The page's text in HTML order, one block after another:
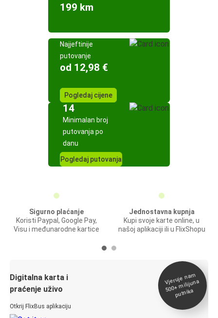
199 km
Najjeftinije
putovanje
od 12,98 €
Pogledaj cijene
14
Minimalan broj
putovanja po
danu
Pogledaj putovanja
Sigurno plaćanje
Koristi Paypal, Google Pay,
Visu i međunarodne kartice
Jednostavna kupnja
Kupi svoje karte online, u
našoj aplikaciji ili u FlixShopu
Digitalna karta i
praćenje uživo
Otkrij FlixBus aplikaciju
Vjeruje na
m
500+
milijuna
putnika